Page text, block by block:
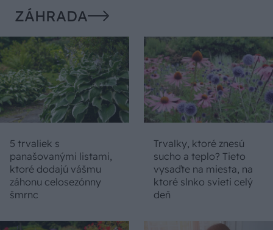
ZÁHRADA
5 trvaliek s
panašovanými listami,
ktoré dodajú vášmu
záhonu celosezónny
šmrnc
Trvalky, ktoré znesú
sucho a teplo? Tieto
vysaďte na miesta, na
ktoré slnko svieti celý
deň